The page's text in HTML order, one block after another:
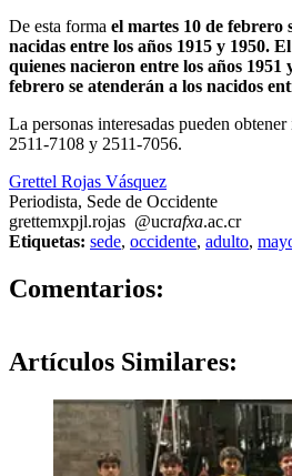
De esta forma el martes 10 de febrero
nacidas entre los años 1915 y 1950.
quienes nacieron entre los años 1951
febrero se atenderán a los nacidos
La personas interesadas pueden
2511-7108 y 2511-7056.
Grettel Rojas Vásquez
Periodista, Sede de Occidente
grettemxpjl.rojas @ucrafxa.ac.cr
Etiquetas: sede, occidente, adulto,
Comentarios:
Artículos Similares: